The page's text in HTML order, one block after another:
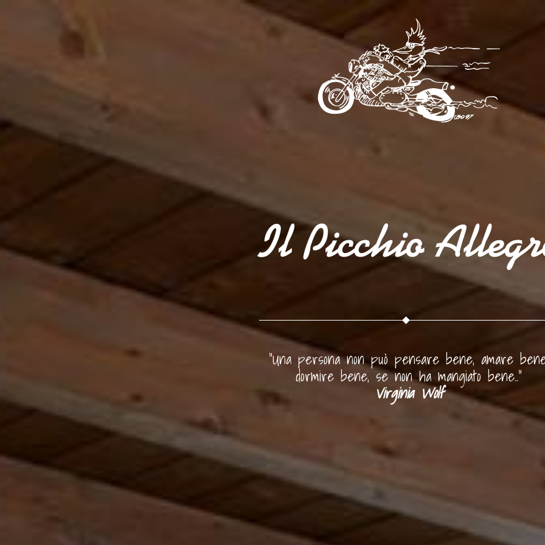
“Una persona non può pensare bene, amare
dormire bene, se non ha mangiato bene..”
Virginia Wolf